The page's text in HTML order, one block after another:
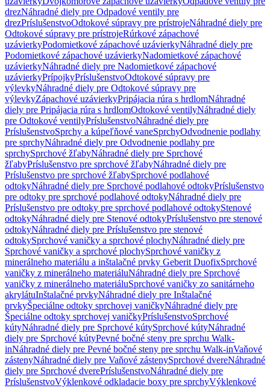
drezNáhradné diely pre Odpadové ventily pre
drezPríslušenstvoOdtokové súpravy pre prístrojeNáhradné diely pre
Odtokové súpravy pre prístrojeRúrkové zápachové
uzávierkyPodomietkové zápachové uzávierkyNáhradné diely pre
Podomietkové zápachové uzávierkyNadomietkové zápachové
uzávierkyNáhradné diely pre Nadomietkové zápachové
uzávierkyPrípojkyPríslušenstvoOdtokové súpravy pre
výlevkyNáhradné diely pre Odtokové súpravy pre
výlevkyZápachové uzávierkyPripájacia rúra s hrdlomNáhradné
diely pre Pripájacia rúra s hrdlomOdtokové ventilyNáhradné diely
pre Odtokové ventilyPríslušenstvoNáhradné diely pre
PríslušenstvoSprchy a kúpeľňové vaneSprchyOdvodnenie podlahy
pre sprchyNáhradné diely pre Odvodnenie podlahy pre
sprchySprchové žľabyNáhradné diely pre Sprchové
žľabyPríslušenstvo pre sprchové žľabyNáhradné diely pre
Príslušenstvo pre sprchové žľabySprchové podlahové
odtokyNáhradné diely pre Sprchové podlahové odtokyPríslušenstvo
pre odtoky pre sprchové podlahové odtokyNáhradné diely pre
Príslušenstvo pre odtoky pre sprchové podlahové odtokyStenové
odtokyNáhradné diely pre Stenové odtokyPríslušenstvo pre stenové
odtokyNáhradné diely pre Príslušenstvo pre stenové
odtokySprchové vaničky a sprchové plochyNáhradné diely pre
Sprchové vaničky a sprchové plochySprchové vaničky z
minerálneho materiálu a inštalačné prvky Geberit DuofixSprchové
vaničky z minerálneho materiáluNáhradné diely pre Sprchové
vaničky z minerálneho materiáluSprchové vaničky zo sanitárneho
akrylátuInštalačné prvkyNáhradné diely pre Inštalačné
prvkyŠpeciálne odtoky sprchovej vaničkyNáhradné diely pre
Špeciálne odtoky sprchovej vaničkyPríslušenstvoSprchové
kútyNáhradné diely pre Sprchové kútySprchové kútyNáhradné
diely pre Sprchové kútyPevné bočné steny pre sprchu Walk-
inNáhradné diely pre Pevné bočné steny pre sprchu Walk-inVaňové
zástenyNáhradné diely pre Vaňové zástenySprchové dvereNáhradné
diely pre Sprchové dverePríslušenstvoNáhradné diely pre
PríslušenstvoVýklenkové odkladacie boxy pre sprchyVýklenkové